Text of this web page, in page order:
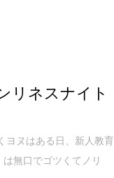
リネスナイト
ヨヌはある日、新人教育
無口でゴツくてノリ